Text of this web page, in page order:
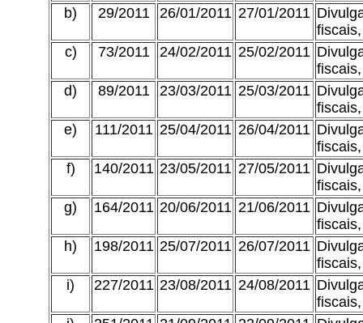
b)
29/2011 26/01/2011 27/01/2011
c)
73/2011 24/02/2011 25/02/2011
d)
89/2011 23/03/2011 25/03/2011
e)
111/2011 25/04/2011 26/04/2011
f)
140/2011 23/05/2011 27/05/2011
g)
164/2011 20/06/2011 21/06/2011
h)
198/2011 25/07/2011 26/07/2011
i)
227/2011 23/08/2011 24/08/2011